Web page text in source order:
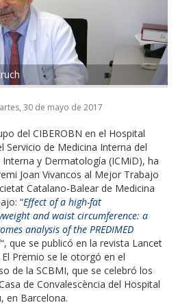
30 de mayo de 2017
del CIBEROBN en el Hospital
Servicio de Medicina Interna del
y Dermatología (ICMiD), ha
Joan Vivancos al Mejor Trabajo
Catalano-Balear de Medicina
“Effect of a high-fat
and waist circumference: a
analysis of the PREDIMED
“, que se publicó en la revista Lancet
Premio se le otorgó en el
de la SCBMI, que se celebró los
de Convalescència del Hospital
en Barcelona.